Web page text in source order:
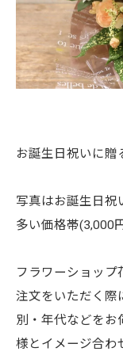
お誕生日祝いに贈
写真はお誕生日祝
多い価格帯(3,000
フラワーショップ
注文をいただく際
別・年代などをお
様とイメージ合わ